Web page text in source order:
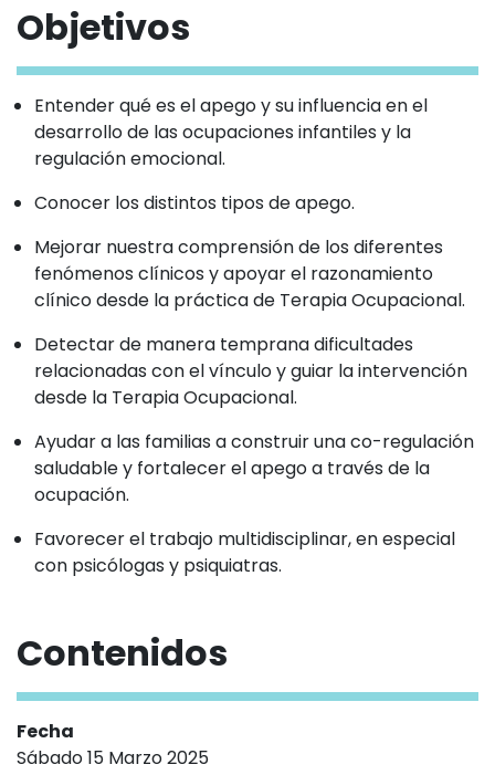
Objetivos
Entender qué es el apego y su influencia en el
desarrollo de las ocupaciones infantiles y la
regulación emocional.
Conocer los distintos tipos de apego.
Mejorar nuestra comprensión de los diferentes
fenómenos clínicos y apoyar el razonamiento
clínico desde la práctica de Terapia Ocupacional.
Detectar de manera temprana dificultades
relacionadas con el vínculo y guiar la intervención
desde la Terapia Ocupacional.
Ayudar a las familias a construir una co-regulación
saludable y fortalecer el apego a través de la
ocupación.
Favorecer el trabajo multidisciplinar, en especial
con psicólogas y psiquiatras.
Contenidos
Fecha
Sábado 15 Marzo 2025